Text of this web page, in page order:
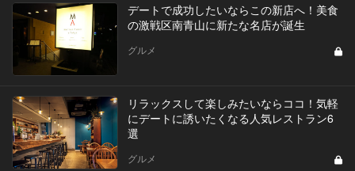
デートで成功したいならこの新店へ！美食
の激戦区南青山に新たな名店が誕生
グルメ
リラックスして楽しみたいならココ！気軽
にデートに誘いたくなる人気レストラン6
選
グルメ